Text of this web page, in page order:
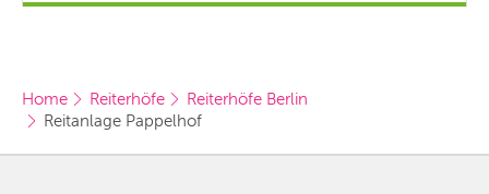
Home Reiterhöfe
Reiterhöfe Berlin
Reitanlage Pappelhof